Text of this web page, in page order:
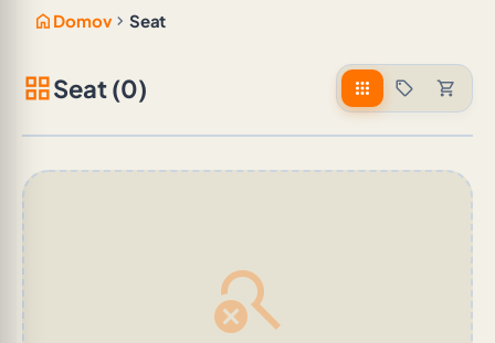
home Domov chevron_right Seat
grid_viewSeat (0) apps sell shopping_cart
search_off